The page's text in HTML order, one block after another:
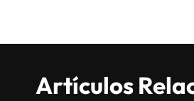
Artículos